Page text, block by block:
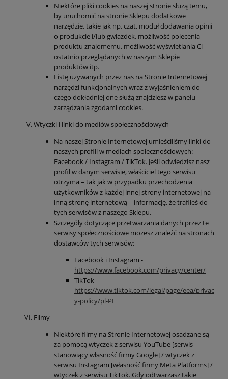
Niektóre pliki cookies na naszej stronie służą temu,
by uruchomić na stronie Sklepu dodatkowe
narzędzie, takie jak np. czat, moduł dodawania opinii
o produkcie i/lub gwiazdek, możliwość polecenia
produktu znajomemu, możliwość wyświetlania Ci
ostatnio przeglądanych w naszym Sklepie
produktów itp.
Listę używanych przez nas na Stronie Internetowej
narzędzi funkcjonalnych wraz z wyjaśnieniem do
czego dokładniej one służą znajdziesz w panelu
zarządzania zgodami cookies.
Wtyczki i linki do mediów społecznościowych
Na naszej Stronie Internetowej umieściliśmy linki do
naszych profili w mediach społecznościowych:
Facebook / Instagram / TikTok. Jeśli odwiedzisz nasz
profil w danym serwisie, właściciel tego serwisu
otrzyma – tak jak w przypadku przechodzenia
użytkowników z każdej innej strony internetowej na
inną stronę internetową – informację, że trafiłeś do
tych serwisów z naszego Sklepu.
Szczegóły dotyczące przetwarzania danych przez te
serwisy społecznościowe możesz znaleźć na stronach
dostawców tych serwisów:
Facebook i Instagram -
https://www.facebook.com/privacy/center/
TikTok -
https://www.tiktok.com/legal/page/eea/privac
y-policy/pl-PL
Filmy
Niektóre filmy na Stronie Internetowej osadzane są
za pomocą wtyczek z serwisu YouTube [serwis
stanowiący własność firmy Google] / wtyczek z
serwisu Instagram [własność firmy Meta Platforms] /
wtyczek z serwisu TikTok. Gdy odtwarzasz takie